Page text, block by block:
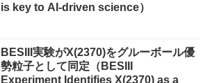
is key to AI-driven science）
BESIII実験がX(2370)をグルーボール優
勢粒子として同定（BESIII
Experiment Identifies X(2370) as a